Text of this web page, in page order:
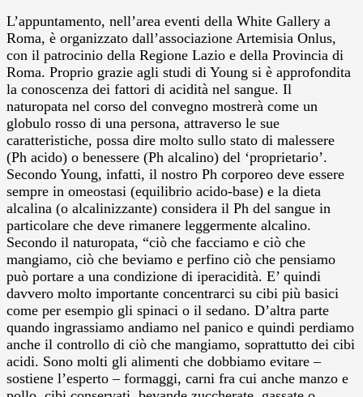
L’appuntamento, nell’area eventi della White Gallery a
Roma, è organizzato dall’associazione Artemisia Onlus,
con il patrocinio della Regione Lazio e della Provincia di
Roma. Proprio grazie agli studi di Young si è approfondita
la conoscenza dei fattori di acidità nel sangue. Il
naturopata nel corso del convegno mostrerà come un
globulo rosso di una persona, attraverso le sue
caratteristiche, possa dire molto sullo stato di malessere
(Ph acido) o benessere (Ph alcalino) del ‘proprietario’.
Secondo Young, infatti, il nostro Ph corporeo deve essere
sempre in omeostasi (equilibrio acido-base) e la dieta
alcalina (o alcalinizzante) considera il Ph del sangue in
particolare che deve rimanere leggermente alcalino.
Secondo il naturopata, “ciò che facciamo e ciò che
mangiamo, ciò che beviamo e perfino ciò che pensiamo
può portare a una condizione di iperacidità. E’ quindi
davvero molto importante concentrarci su cibi più basici
come per esempio gli spinaci o il sedano. D’altra parte
quando ingrassiamo andiamo nel panico e quindi perdiamo
anche il controllo di ciò che mangiamo, soprattutto dei cibi
acidi. Sono molti gli alimenti che dobbiamo evitare –
sostiene l’esperto – formaggi, carni fra cui anche manzo e